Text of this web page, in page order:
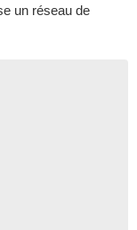
un réseau de